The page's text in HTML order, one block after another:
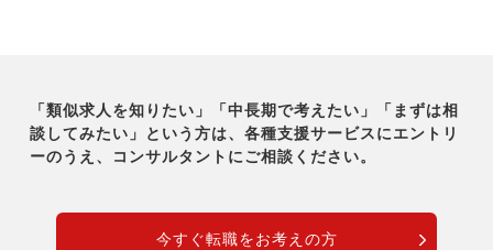
「類似求人を知りたい」「中長期で考えたい」「まずは相
談してみたい」という方は、各種支援サービスにエントリ
ーのうえ、コンサルタントにご相談ください。
今すぐ転職をお考えの方